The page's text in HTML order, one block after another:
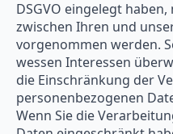
DSGVO eingelegt
zwischen Ihren und
vorgenommen werden.
wessen Interessen
die Einschränkung der
personenbezogenen
Wenn Sie die